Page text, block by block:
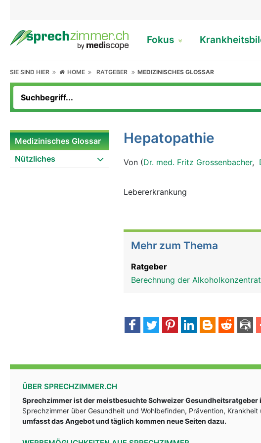
Fokus
SIE SIND HIER HOME RATGEBER MEDIZINISCHES GLOSSAR
Medizinisches Glossar
Nützliches
Hepatopathie
Von (Dr. med. Fritz Grossenbacher,
Lebererkrankung
Mehr zum Thema
Ratgeber
Berechnung der
ÜBER SPRECHZIMMER.CH
Sprechzimmer ist der meistbesuchte Schweizer Gesundheitsratgeber
Sprechzimmer über Gesundheit und Wohlbefinden, Prävention, Krankheit
umfasst das Angebot und täglich kommen neue Seiten dazu.